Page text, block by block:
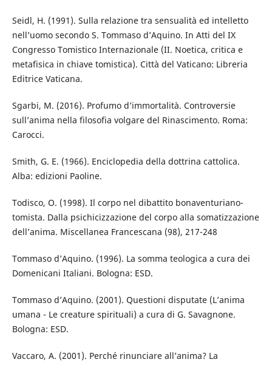
Seidl, H. (1991). Sulla relazione tra sensualità ed intelletto
nell’uomo secondo S. Tommaso d’Aquino. In Atti del IX
Congresso Tomistico Internazionale (II. Noetica, critica e
metafisica in chiave tomistica). Città del Vaticano: Libreria
Editrice Vaticana.
Sgarbi, M. (2016). Profumo d’immortalità. Controversie
sull’anima nella filosofia volgare del Rinascimento. Roma:
Carocci.
Smith, G. E. (1966). Enciclopedia della dottrina cattolica.
Alba: edizioni Paoline.
Todisco, O. (1998). Il corpo nel dibattito bonaventuriano-
tomista. Dalla psichicizzazione del corpo alla somatizzazione
dell’anima. Miscellanea Francescana (98), 217-248
Tommaso d’Aquino. (1996). La somma teologica a cura dei
Domenicani Italiani. Bologna: ESD.
Tommaso d’Aquino. (2001). Questioni disputate (L’anima
umana - Le creature spirituali) a cura di G. Savagnone.
Bologna: ESD.
Vaccaro, A. (2001). Perché rinunciare all’anima? La